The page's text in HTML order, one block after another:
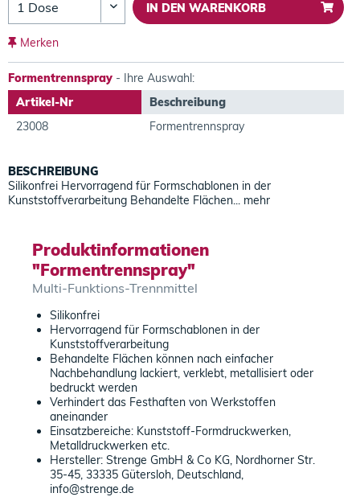
IN DEN WARENKORB
Merken
Formentrennspray - Ihre Auswahl:
Artikel-Nr
Beschreibung
23008
Formentrennspray
BESCHREIBUNG
Silikonfrei Hervorragend für Formschablonen in der
Kunststoffverarbeitung Behandelte Flächen... mehr
Produktinformationen
"Formentrennspray"
Multi-Funktions-Trennmittel
Silikonfrei
Hervorragend für Formschablonen in der
Kunststoffverarbeitung
Behandelte Flächen können nach einfacher
Nachbehandlung lackiert, verklebt, metallisiert oder
bedruckt werden
Verhindert das Festhaften von Werkstoffen
aneinander
Einsatzbereiche: Kunststoff-Formdruckwerken,
Metalldruckwerken etc.
Hersteller: Strenge GmbH & Co KG, Nordhorner Str.
35-45, 33335 Gütersloh, Deutschland,
info@strenge.de